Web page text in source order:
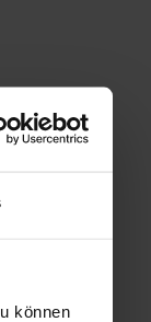
können